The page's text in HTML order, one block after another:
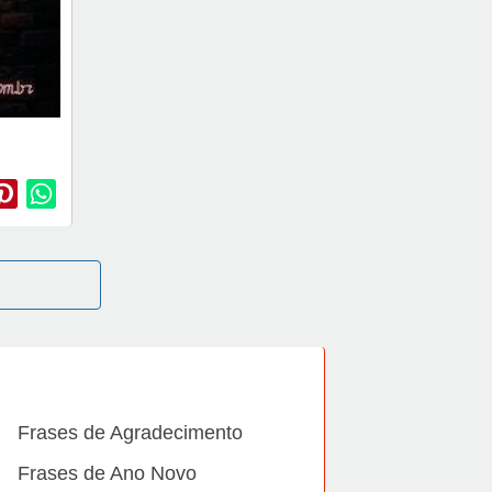
Frases de Agradecimento
Frases de Ano Novo